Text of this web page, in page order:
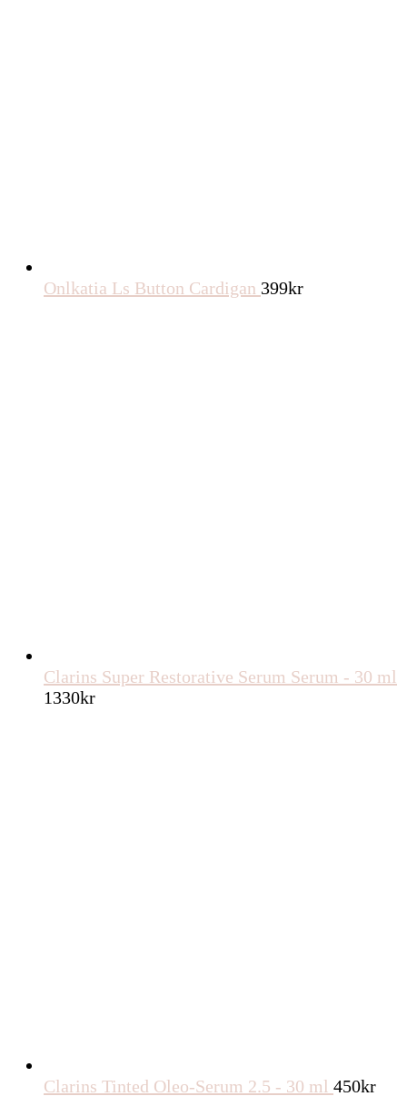
Onlkatia Ls Button Cardigan 399kr
Clarins Super Restorative Serum Serum - 30 ml
1330kr
Clarins Tinted Oleo-Serum 2.5 - 30 ml 450kr